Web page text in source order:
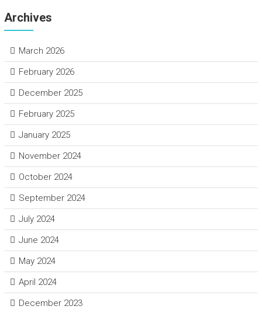
Archives
March 2026
February 2026
December 2025
February 2025
January 2025
November 2024
October 2024
September 2024
July 2024
June 2024
May 2024
April 2024
December 2023